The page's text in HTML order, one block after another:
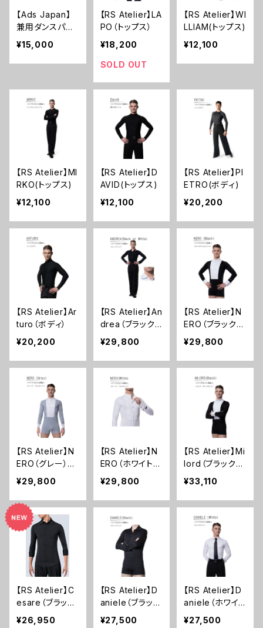
【Ads Japan】
兼用ダンスパン
ツ ADS 001
¥15,000
【RS Atelier】LA
PO（トップス）
¥18,200
SOLD OUT
【RS Atelier】WI
LLIAM(トップス)
¥12,100
【RS Atelier】MI
RKO(トップス)
¥12,100
【RS Atelier】D
AVID(トップス)
¥12,100
【RS Atelier】PI
ETRO(ボディ)
¥20,200
【RS Atelier】Ar
turo（ボディ）
¥20,200
【RS Atelier】An
drea（ブラック
or ホワイト）(シ
ャツ)
¥29,800
【RS Atelier】N
ERO（ブラック）
(ストレッチイカ
胸シャツ)
¥29,800
【RS Atelier】N
ERO（グレー）
(ストレッチイカ
胸シャツ)
¥29,800
【RS Atelier】N
ERO（ホワイト）
(ストレッチイカ
胸シャツ)
¥29,800
【RS Atelier】Mi
lord（ブラック）
(ストレッチイカ
胸シャツ)
¥33,110
【RS Atelier】C
esare（ブラッ
ク）(ストレッチシ
¥26,950
【RS Atelier】D
aniele（ブラッ
ク 男性用ボデ
¥27,500
【RS Atelier】D
aniele（ホワイ
ト 男性用ボデ
¥27,500